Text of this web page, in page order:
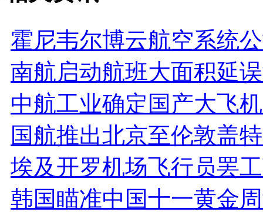
霍尼韦尔博云航空系统
南航启动航班大面积延
中航工业确定国产大飞
国航推出北京至伦敦盖
埃及开罗机场飞行员罢
韩国瞄准中国十一黄金